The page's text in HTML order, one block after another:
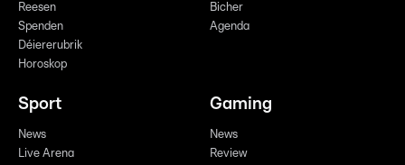
Reesen
Spenden
Déiererubrik
Horoskop
Bicher
Agenda
Sport
News
Live Arena
Gaming
News
Review